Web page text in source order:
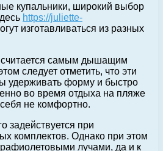
купальники, широкий выбор
https://juliette-
изготавливаться из разных
считается самым дышащим
следует отметить, что эти
удерживать форму и быстро
во время отдыха на пляже
не комфортно.
задействуется при
комплектов. Однако при этом
лучами, да и к